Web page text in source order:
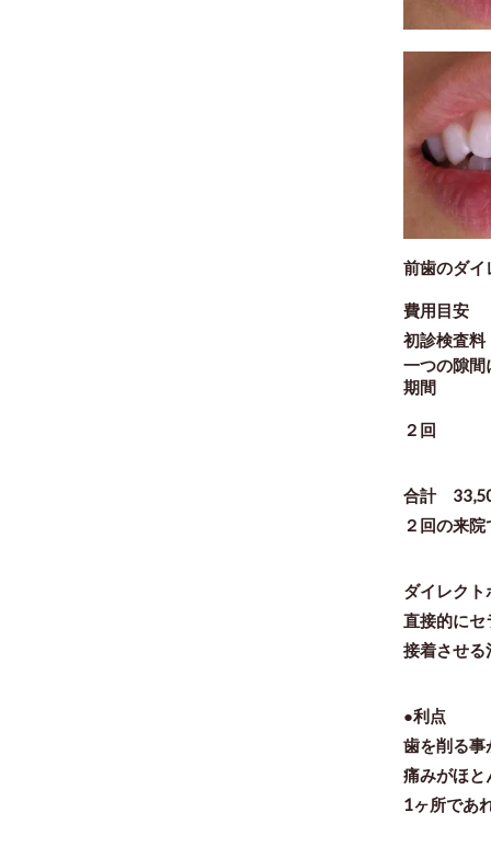
前歯のダイ
費用目安
初診検
一つの隙
期間
２回
合計
２回の来
ダイレク
直接的にセ
接着させる
●利点
歯を削る事
痛みがほと
1ヶ所であ